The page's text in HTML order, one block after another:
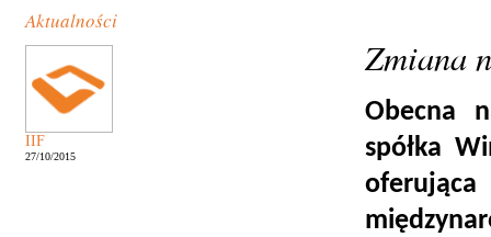
Aktualności
IIF
27/10/2015
Zmiana
Obecna
spółka